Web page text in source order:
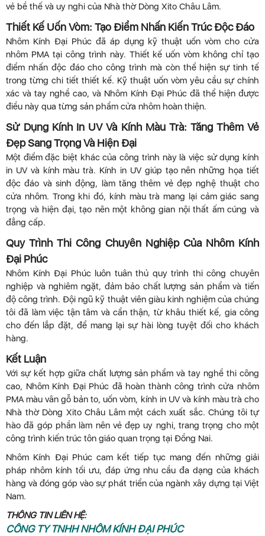
vẻ bề thế và uy nghi của Nhà thờ Dòng Xito Châu Lâm.
Thiết Kế Uốn Vòm: Tạo Điểm Nhấn Kiến Trúc Độc Đáo
Nhôm Kính Đại Phúc đã áp dụng kỹ thuật uốn vòm cho cửa
nhôm PMA tại công trình này. Thiết kế uốn vòm không chỉ tạo
điểm nhấn độc đáo cho công trình mà còn thể hiện sự tinh tế
trong từng chi tiết thiết kế. Kỹ thuật uốn vòm yêu cầu sự chính
xác và tay nghề cao, và Nhôm Kính Đại Phúc đã thể hiện được
điều này qua từng sản phẩm cửa nhôm hoàn thiện.
Sử Dụng Kính In UV Và Kính Màu Trà: Tăng Thêm Vẻ
Đẹp Sang Trọng Và Hiện Đại
Một điểm đặc biệt khác của công trình này là việc sử dụng kính
in UV và kính màu trà. Kính in UV giúp tạo nên những họa tiết
độc đáo và sinh động, làm tăng thêm vẻ đẹp nghệ thuật cho
cửa nhôm. Trong khi đó, kính màu trà mang lại cảm giác sang
trọng và hiện đại, tạo nên một không gian nội thất ấm cúng và
đẳng cấp.
Quy Trình Thi Công Chuyên Nghiệp Của Nhôm Kính
Đại Phúc
Nhôm Kính Đại Phúc luôn tuân thủ quy trình thi công chuyên
nghiệp và nghiêm ngặt, đảm bảo chất lượng sản phẩm và tiến
độ công trình. Đội ngũ kỹ thuật viên giàu kinh nghiệm của chúng
tôi đã làm việc tận tâm và cẩn thận, từ khâu thiết kế, gia công
cho đến lắp đặt, để mang lại sự hài lòng tuyệt đối cho khách
hàng.
Kết Luận
Với sự kết hợp giữa chất lượng sản phẩm và tay nghề thi công
cao, Nhôm Kính Đại Phúc đã hoàn thành công trình cửa nhôm
PMA màu vân gỗ bản to, uốn vòm, kính in UV và kính màu trà cho
Nhà thờ Dòng Xito Châu Lâm một cách xuất sắc. Chúng tôi tự
hào đã góp phần làm nên vẻ đẹp uy nghi, trang trọng cho một
công trình kiến trúc tôn giáo quan trọng tại Đồng Nai.
Nhôm Kính Đại Phúc cam kết tiếp tục mang đến những giải
pháp nhôm kính tối ưu, đáp ứng nhu cầu đa dạng của khách
hàng và đóng góp vào sự phát triển của ngành xây dựng tại Việt
Nam.
THÔNG TIN LIÊN HỆ:
CÔNG TY TNHH NHÔM KÍNH ĐẠI PHÚC